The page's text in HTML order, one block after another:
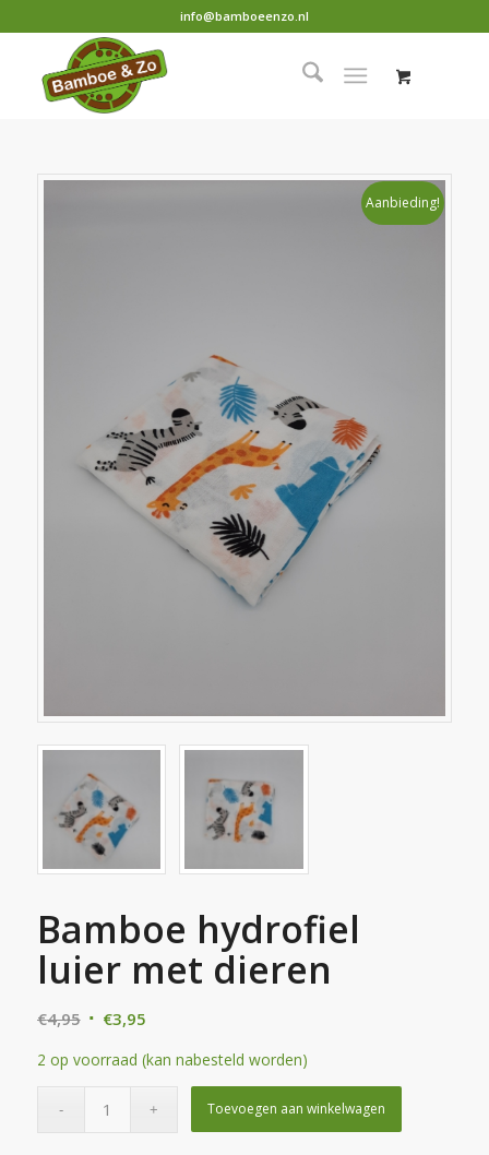
info@bamboeenzo.nl
Aanbieding!
Bamboe hydrofiel
luier met dieren
€4,95 Oorspronkelijke
was:
€3,95Huidige
is:
2 op voorraad (kan nabesteld worden)
Toevoegen aan winkelwagen